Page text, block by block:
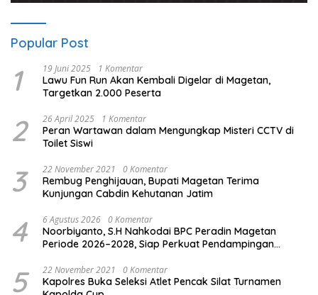
Popular Post
1 19 Juni 2025 1 Komentar
Lawu Fun Run Akan Kembali Digelar di Magetan,
Targetkan 2.000 Peserta
2 26 April 2025 1 Komentar
Peran Wartawan dalam Mengungkap Misteri CCTV di
Toilet Siswi
3 22 November 2021 0 Komentar
Rembug Penghijauan, Bupati Magetan Terima
Kunjungan Cabdin Kehutanan Jatim
4 6 Agustus 2026 0 Komentar
Noorbiyanto, S.H Nahkodai BPC Peradin Magetan
Periode 2026–2028, Siap Perkuat Pendampingan
5 22 November 2021 0 Komentar
Kapolres Buka Seleksi Atlet Pencak Silat Turnamen